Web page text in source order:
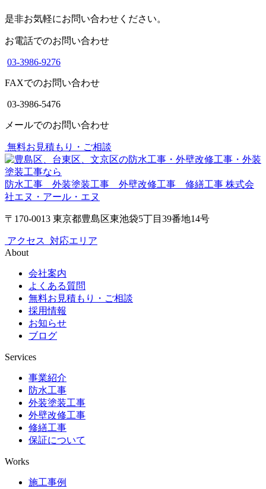
是非お気軽にお問い合わせください。
お電話でのお問い合わせ
03-3986-9276
FAXでのお問い合わせ
03-3986-5476
メールでのお問い合わせ
無料お見積もり・ご相談
防水工事 外装塗装工事 外壁改修工事 修繕工事 株式会
社エヌ・アール・エヌ
〒170-0013 東京都豊島区東池袋5丁目39番地14号
アクセス 対応エリア
About
会社案内
よくある質問
無料お見積もり・ご相談
採用情報
お知らせ
ブログ
Services
事業紹介
防水工事
外装塗装工事
外壁改修工事
修繕工事
保証について
Works
施工事例